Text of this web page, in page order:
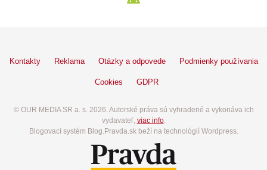
Kontakty Reklama Otázky a odpovede Podmienky používania
Cookies GDPR
© OUR MEDIA SR a. s. 2026. Autorské práva sú vyhradené a vykonáva ich
vydavateľ, viac info.
Blogovací systém Blog.Pravda.sk beží na technológií Wordpress.